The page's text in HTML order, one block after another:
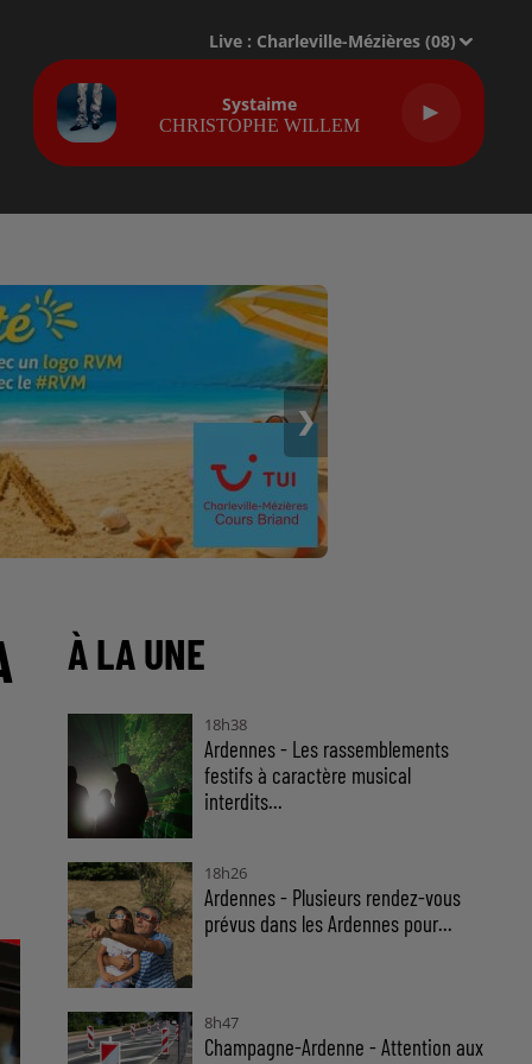
Live : Charleville-Mézières (08)
Systaime
CHRISTOPHE WILLEM
❯
À LA UNE
18h38
Ardennes - Les rassemblements
festifs à caractère musical
interdits...
18h26
Ardennes - Plusieurs rendez-vous
prévus dans les Ardennes pour...
8h47
Champagne-Ardenne - Attention aux